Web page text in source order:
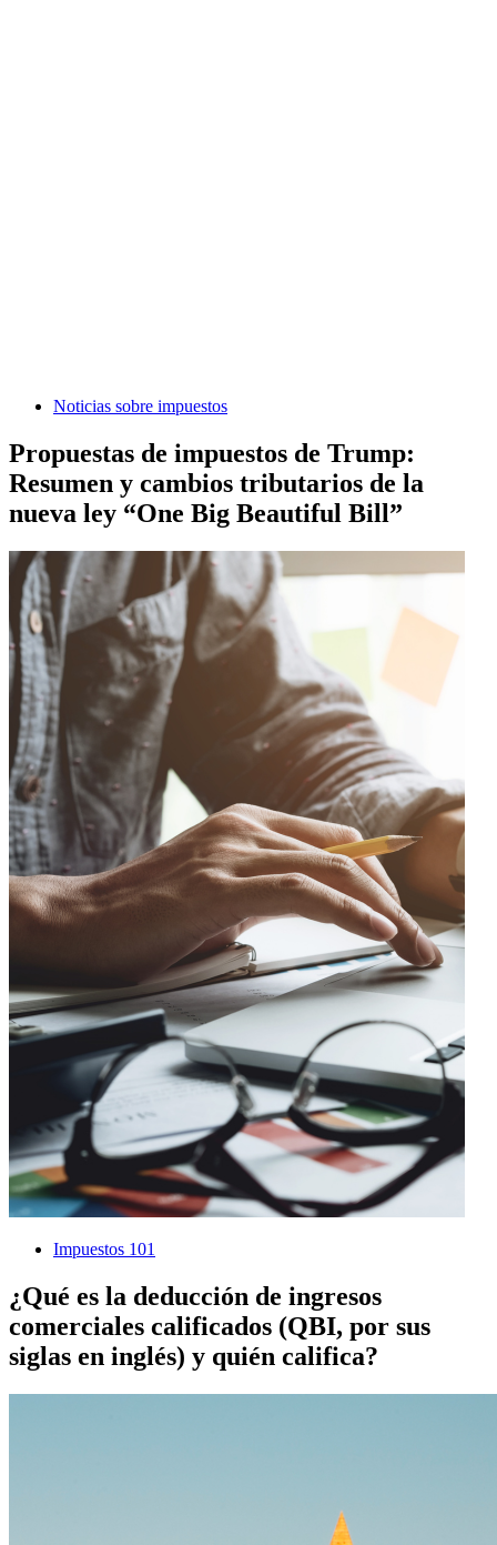
Noticias sobre impuestos
Propuestas de impuestos de Trump:
Resumen y cambios tributarios de la
nueva ley “One Big Beautiful Bill”
Impuestos 101
¿Qué es la deducción de ingresos
comerciales calificados (QBI, por sus
siglas en inglés) y quién califica?